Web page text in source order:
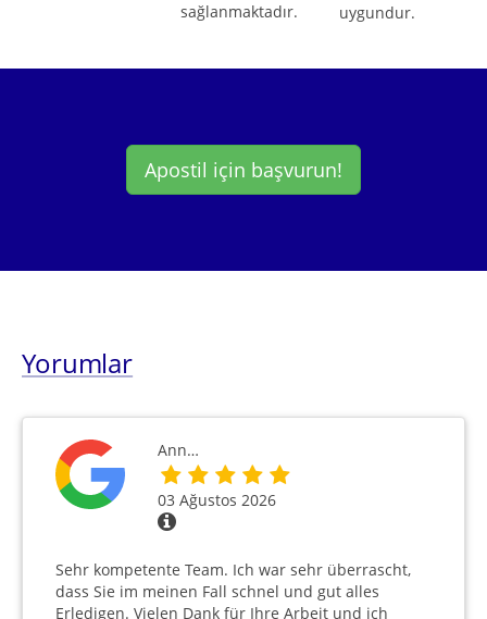
sağlanmaktadır.
uygundur.
Apostil için başvurun!
Yorumlar
Ann…
03 Ağustos 2026
Sehr kompetente Team. Ich war sehr überrascht,
dass Sie im meinen Fall schnel und gut alles
Erledigen. Vielen Dank für Ihre Arbeit und ich